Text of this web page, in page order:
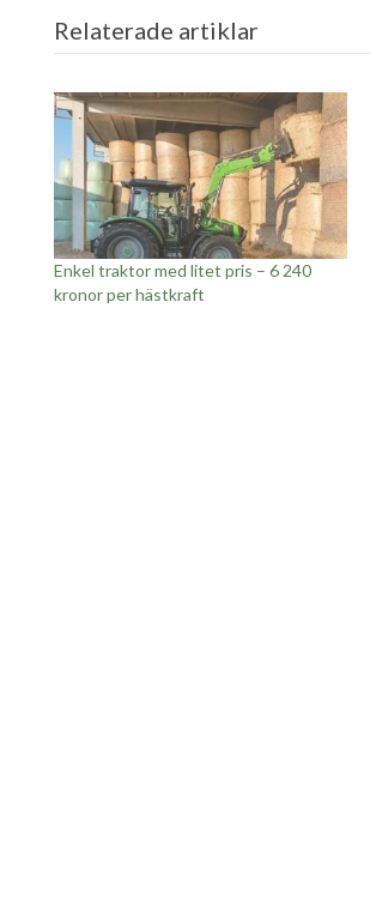
Relaterade artiklar
Enkel traktor med litet pris – 6 240
kronor per hästkraft